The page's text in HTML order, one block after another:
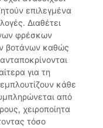
επιλεγμένα
Διαθέτει
φρέσκων
βοτάνων καθώς
για τη
κάθε
από
χειροποίητα
τόσο